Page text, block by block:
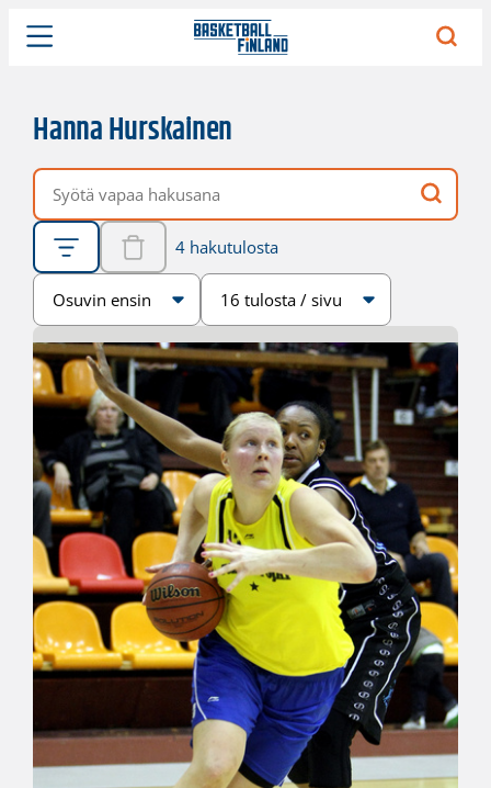
Hanna Hurskainen
Vapaa hakusana
4 hakutulosta
Järjestys
Sivukoko